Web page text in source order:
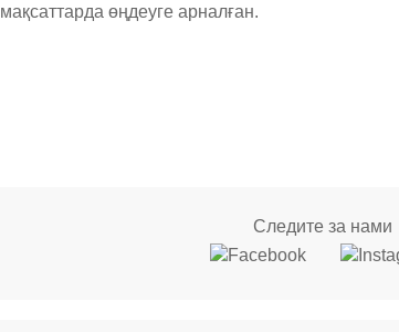
мақсаттарда өңдеуге арналған.
Следите за нами